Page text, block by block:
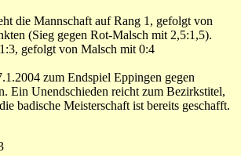
die Mannschaft auf Rang 1, gefolgt von
(Sieg gegen Rot-Malsch mit 2,5:1,5).
gefolgt von Malsch mit 0:4
zum Endspiel Eppingen gegen
Ein Unendschieden reicht zum Bezirkstitel,
badische Meisterschaft ist bereits geschafft.